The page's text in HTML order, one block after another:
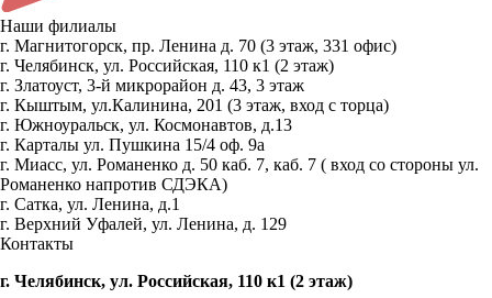
Наши филиалы
г. Магнитогорск, пр. Ленина д. 70 (3 этаж, 331 офис)
г. Челябинск, ул. Российская, 110 к1 (2 этаж)
г. Златоуст, 3-й микрорайон д. 43, 3 этаж
г. Кыштым, ул.Калинина, 201 (3 этаж, вход с торца)
г. Южноуральск, ул. Космонавтов, д.13
г. Карталы ул. Пушкина 15/4 оф. 9а
г. Миасс, ул. Романенко д. 50 каб. 7, каб. 7 ( вход со стороны ул.
Романенко напротив СДЭКА)
г. Сатка, ул. Ленина, д.1
г. Верхний Уфалей, ул. Ленина, д. 129
Контакты
г. Челябинск, ул. Российская, 110 к1 (2 этаж)